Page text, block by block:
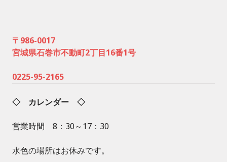
〒986-0017
宮城県石巻市不動町2丁目16番1号
0225-95-2165
◇ カレンダー ◇
営業時間 8：30～17：30
水色の場所はお休みです。